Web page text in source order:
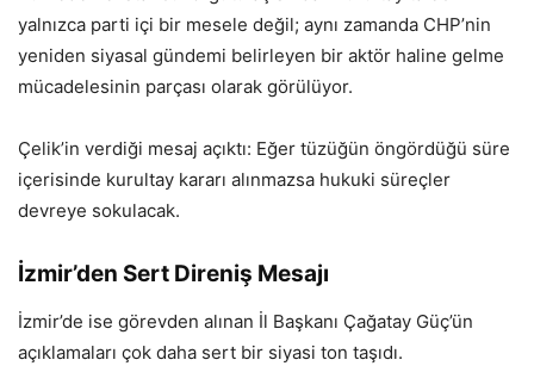
yalnızca parti içi bir mesele değil; aynı zamanda CHP’nin
yeniden siyasal gündemi belirleyen bir aktör haline gelme
mücadelesinin parçası olarak görülüyor.
Çelik’in verdiği mesaj açıktı: Eğer tüzüğün öngördüğü süre
içerisinde kurultay kararı alınmazsa hukuki süreçler
devreye sokulacak.
İzmir’den Sert Direniş Mesajı
İzmir’de ise görevden alınan İl Başkanı Çağatay Güç’ün
açıklamaları çok daha sert bir siyasi ton taşıdı.